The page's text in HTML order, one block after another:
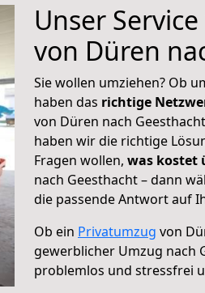
Unser
von Düren
Sie wollen umziehen? Ob
haben das richtige
von Düren nach
haben wir die richtige
Fragen wollen, was kostet
nach Geesthacht – dann
die passende Antwort auf
Ob ein Privatumzug von
gewerblicher Umzug nach
problemlos und stressfrei